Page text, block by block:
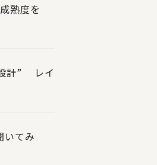
熟度を
設計” レイ
いてみ